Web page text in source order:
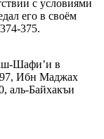
с условиями
его в своём
375.
Шафи’и в
97, Ибн Маджах
аль-Байхакъи